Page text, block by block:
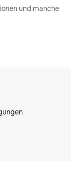
und manche